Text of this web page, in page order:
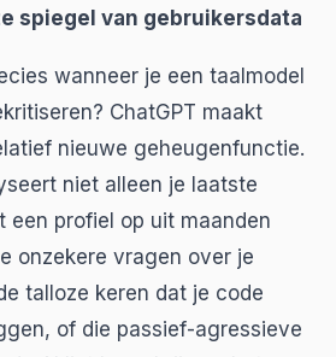
spiegel van gebruikersdata
wanneer je een taalmodel
ChatGPT maakt
nieuwe geheugenfunctie.
niet alleen je laatste
een profiel op uit maanden
onzekere vragen over je
talloze keren dat je code
of die passief-agressieve